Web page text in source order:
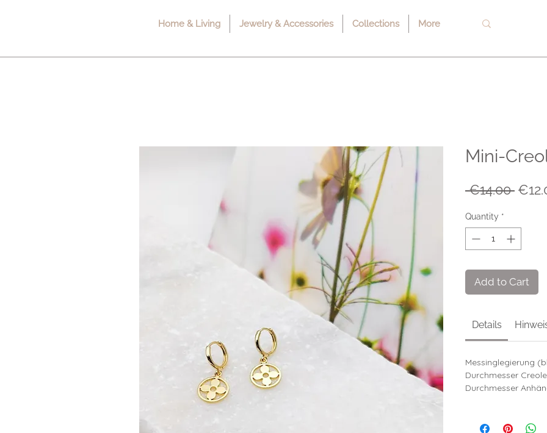
Home & Living Jewelry & Accessories Collections More
Mini-
€14.00
Quantity *
Add to Cart
Details
Messinglegierung
Durchmesser
Durchmesser